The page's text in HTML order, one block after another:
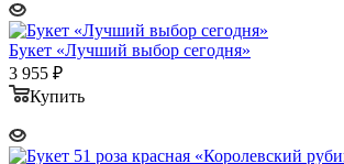
Букет «Лучший выбор сегодня»
3 955 ₽
Купить